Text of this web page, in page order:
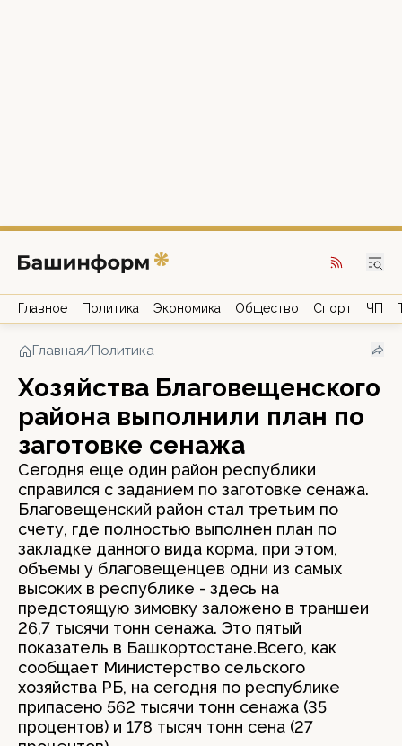
Главное Политика Экономика Общество Спорт ЧП
Главная/Политика
Хозяйства Благовещенского
района выполнили план по
заготовке сенажа
Cегодня еще один район республики
справился с заданием по заготовке сенажа.
Благовещенский район стал третьим по
счету, где полностью выполнен план по
закладке данного вида корма, при этом,
объемы у благовещенцев одни из самых
высоких в республике - здесь на
предстоящую зимовку заложено в траншеи
26,7 тысячи тонн сенажа. Это пятый
показатель в Башкортостане.Всего, как
сообщает Министерство сельского
хозяйства РБ, на сегодня по республике
припасено 562 тысячи тонн сенажа (35
процентов) и 178 тысяч тонн сена (27